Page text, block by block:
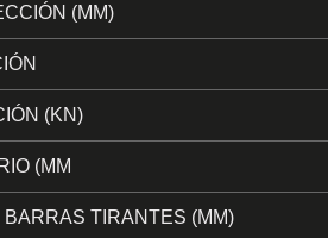
(MM)
(KN)
(MM
TIRANTES (MM)